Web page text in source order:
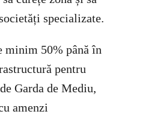
specializate.
minim 50% până în
pentru
Garda de Mediu,
amenzi